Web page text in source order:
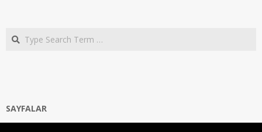
Search
SAYFALAR